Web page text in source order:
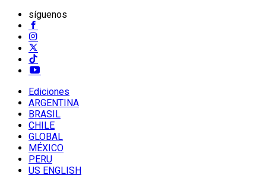
síguenos
Ediciones
ARGENTINA
BRASIL
CHILE
GLOBAL
MÉXICO
PERU
US ENGLISH